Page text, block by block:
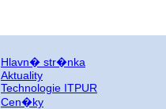
Hlavn� str�nka
Aktuality
Technologie ITPUR
Cen�ky